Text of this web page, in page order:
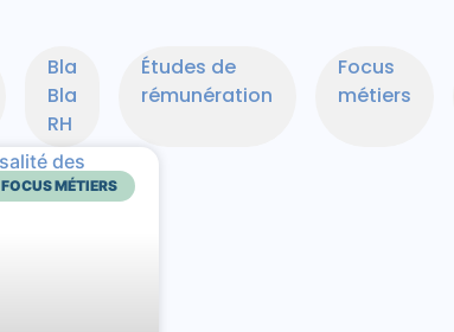
Bla
Bla
RH
Études de
rémunération
Focus
métiers
FOCUS MÉTIERS